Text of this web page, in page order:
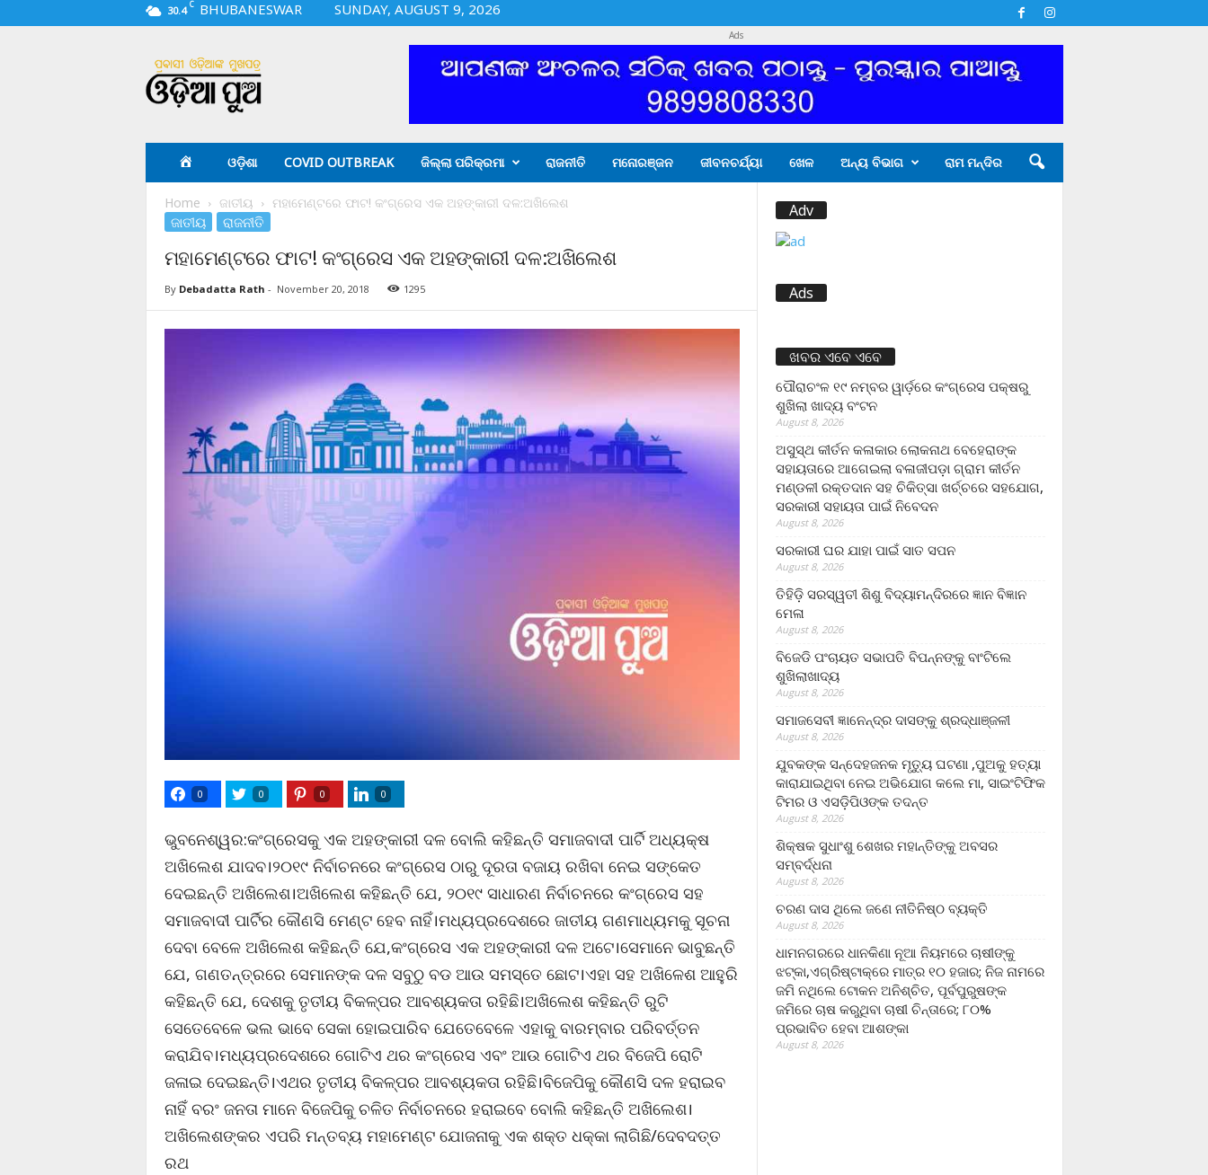
30.4 C BHUBANESWAR
SUNDAY, AUGUST 9, 2026
i
a
Ads
ଓଡ଼ିଶା COVID OUTBREAK ଜିଲ୍ଲା ପରିକ୍ରମା ରାଜନୀତି ମନୋରଞ୍ଜନ ଜୀବନଚର୍ଯ୍ୟା ଖେଳ ଅନ୍ୟ ବିଭାଗ ରାମ ମନ୍ଦିର
Home ଜାତୀୟ ମହାମେଣ୍ଟରେ ଫାଟ! କଂଗ୍ରେସ ଏକ ଅହଙ୍କାରୀ ଦଳ:ଅଖିଲେଶ
ଜାତୀୟ ରାଜନୀତି
ମହାମେଣ୍ଟରେ ଫାଟ! କଂଗ୍ରେସ ଏକ ଅହଙ୍କାରୀ ଦଳ:ଅଖିଲେଶ
By Debadatta Rath - November 20, 2018 1295
0 0 0 0
ଭୁବନେଶ୍ୱର:କଂଗ୍ରେସକୁ ଏକ ଅହଙ୍କାରୀ ଦଳ ବୋଲି କହିଛନ୍ତି ସମାଜବାଦୀ ପାର୍ଟି ଅଧ୍ୟକ୍ଷ
ଅଖିଲେଶ ଯାଦବ।୨୦୧୯ ନିର୍ବାଚନରେ କଂଗ୍ରେସ ଠାରୁ ଦୂରତା ବଜାୟ ରଖିବା ନେଇ ସଙ୍କେତ
ଦେଇଛନ୍ତି ଅଖିଲେଶ।ଅଖିଲେଶ କହିଛନ୍ତି ଯେ, ୨୦୧୯ ସାଧାରଣ ନିର୍ବାଚନରେ କଂଗ୍ରେସ ସହ
ସମାଜବାଦୀ ପାର୍ଟିର କୌଣସି ମେଣ୍ଟ ହେବ ନାହିଁ।ମଧ୍ୟପ୍ରଦେଶରେ ଜାତୀୟ ଗଣମାଧ୍ୟମକୁ ସୂଚନା
ଦେବା ବେଳେ ଅଖିଲେଶ କହିଛନ୍ତି ଯେ,କଂଗ୍ରେସ ଏକ ଅହଙ୍କାରୀ ଦଳ ଅଟେ।ସେମାନେ ଭାବୁଛନ୍ତି
ଯେ, ଗଣତନ୍ତ୍ରରେ ସେମାନଙ୍କ ଦଳ ସବୁଠୁ ବଡ ଆଉ ସମସ୍ତେ ଛୋଟ।ଏହା ସହ ଅଖିଳେଶ ଆହୁରି
କହିଛନ୍ତି ଯେ, ଦେଶକୁ ତୃତୀୟ ବିକଳ୍ପର ଆବଶ୍ୟକତା ରହିଛି।ଅଖିଲେଶ କହିଛନ୍ତି ରୁଟି
ସେତେବେଳେ ଭଲ ଭାବେ ସେକା ହୋଇପାରିବ ଯେତେବେଳେ ଏହାକୁ ବାରମ୍ବାର ପରିବର୍ତ୍ତନ
କରାଯିବ।ମଧ୍ୟପ୍ରଦେଶରେ ଗୋଟିଏ ଥର କଂଗ୍ରେସ ଏବଂ ଆଉ ଗୋଟିଏ ଥର ବିଜେପି ରୋଟି
ଜଳାଇ ଦେଇଛନ୍ତି।ଏଥର ତୃତୀୟ ବିକଳ୍ପର ଆବଶ୍ୟକତା ରହିଛି।ବିଜେପିକୁ କୌଣସି ଦଳ ହରାଇବ
ନାହିଁ ବରଂ ଜନତା ମାନେ ବିଜେପିକୁ ଚଳିତ ନିର୍ବାଚନରେ ହରାଇବେ ବୋଲି କହିଛନ୍ତି ଅଖିଲେଶ।
ଅଖିଲେଶଙ୍କର ଏପରି ମନ୍ତବ୍ୟ ମହାମେଣ୍ଟ ଯୋଜନାକୁ ଏକ ଶକ୍ତ ଧକ୍କା ଲାଗିଛି/ଦେବଦତ୍ତ
ରଥ
Adv
Ads
ଖବର ଏବେ ଏବେ
ପୌରାଚଂଳ ୧୯ ନମ୍ବର ୱାର୍ଡ଼ରେ କଂଗ୍ରେସ ପକ୍ଷରୁ
ଶୁଖିଲା ଖାଦ୍ୟ ବଂଟନ
August 8, 2026
ଅସୁସ୍ଥ କୀର୍ତନ କଳାକାର ଲୋକନାଥ ବେହେରାଙ୍କ
ସହାୟତାରେ ଆଗେଇଲା ବଳାଜୀପଡ଼ା ଗ୍ରାମ କୀର୍ତନ
ମଣ୍ଡଳୀ ରକ୍ତଦାନ ସହ ଚିକିତ୍ସା ଖର୍ଚ୍ଚରେ ସହଯୋଗ,
ସରକାରୀ ସହାୟତା ପାଇଁ ନିବେଦନ
August 8, 2026
ସରକାରୀ ଘର ଯାହା ପାଇଁ ସାତ ସପନ
August 8, 2026
ତିହିଡି଼ ସରସ୍ୱତୀ ଶିଶୁ ବିଦ୍ୟାମନ୍ଦିରରେ ଜ୍ଞାନ ବିଜ୍ଞାନ
ମେଳା
August 8, 2026
ବିଜେଡି ପଂଚାୟତ ସଭାପତି ବିପନ୍ନଙ୍କୁ ବାଂଟିଲେ
ଶୁଖିଲାଖାଦ୍ୟ
August 8, 2026
ସମାଜସେବୀ ଜ୍ଞାନେନ୍ଦ୍ର ଦାସଙ୍କୁ ଶ୍ରଦ୍ଧାଞ୍ଜଳୀ
August 8, 2026
ଯୁବକଙ୍କ ସନ୍ଦେହଜନକ ମୃତ୍ୟୁ ଘଟଣା ,ପୁଅକୁ ହତ୍ୟା
କାରାଯାଇଥିବା ନେଇ ଅଭିଯୋଗ କଲେ ମା, ସାଇଂଟିଫିକ
ଟିମର ଓ ଏସଡ଼ିପିଓଙ୍କ ତଦନ୍ତ
August 8, 2026
ଶିକ୍ଷକ ସୁଧାଂଶୁ ଶେଖର ମହାନ୍ତିଙ୍କୁ ଅବସର
ସମ୍ବର୍ଦ୍ଧନା
August 8, 2026
ଚରଣ ଦାସ ଥିଲେ ଜଣେ ନୀତିନିଷ୍ଠ ବ୍ୟକ୍ତି
August 8, 2026
ଧାମନଗରରେ ଧାନକିଣା ନୂଆ ନିୟମରେ ଚାଷୀଙ୍କୁ
ଝଟ୍‌କା,ଏଗ୍ରିଷ୍ଟାକ୍‌ରେ ମାତ୍ର ୧୦ ହଜାର; ନିଜ ନାମରେ
ଜମି ନଥିଲେ ଟୋକନ ଅନିଶ୍ଚିତ, ପୂର୍ବପୁରୁଷଙ୍କ
ଜମିରେ ଚାଷ କରୁଥିବା ଚାଷୀ ଚିନ୍ତାରେ; ୮୦%
ପ୍ରଭାବିତ ହେବା ଆଶଙ୍କା
August 8, 2026